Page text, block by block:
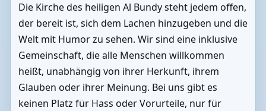
Die Kirche des heiligen Al Bundy steht jedem offen,
der bereit ist, sich dem Lachen hinzugeben und die
Welt mit Humor zu sehen. Wir sind eine inklusive
Gemeinschaft, die alle Menschen willkommen
heißt, unabhängig von ihrer Herkunft, ihrem
Glauben oder ihrer Meinung. Bei uns gibt es
keinen Platz für Hass oder Vorurteile, nur für